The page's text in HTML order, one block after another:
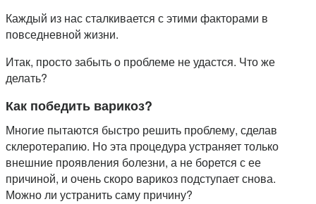
Каждый из нас сталкивается с этими факторами в
повседневной жизни.
Итак, просто забыть о проблеме не удастся. Что же
делать?
Как победить варикоз?
Многие пытаются быстро решить проблему, сделав
склеротерапию. Но эта процедура устраняет только
внешние проявления болезни, а не борется с ее
причиной, и очень скоро варикоз подступает снова.
Можно ли устранить саму причину?